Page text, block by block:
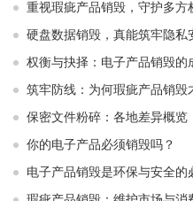
重视瑕疵产品销毁，守护多方
硬盘数据销毁，真能筑牢隐私
权衡与抉择：电子产品销毁的
筑牢防线：为何瑕疵产品销毁
保密文件粉碎：各地差异概览
你的电子产品必须销毁吗？
电子产品销毁是环保与安全的